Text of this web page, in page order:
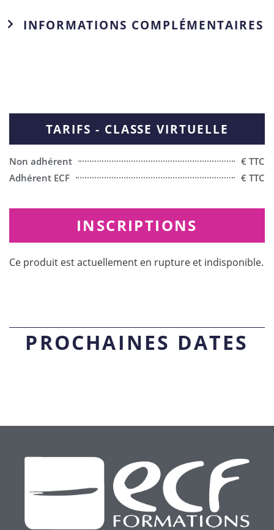
INFORMATIONS COMPLÉMENTAIRES
INSCRIPTIONS
Ce produit est actuellement en rupture et indisponible.
TARIFS - CLASSE VIRTUELLE
Non adhérent
€ TTC
Adhérent ECF
€ TTC
PROCHAINES DATES